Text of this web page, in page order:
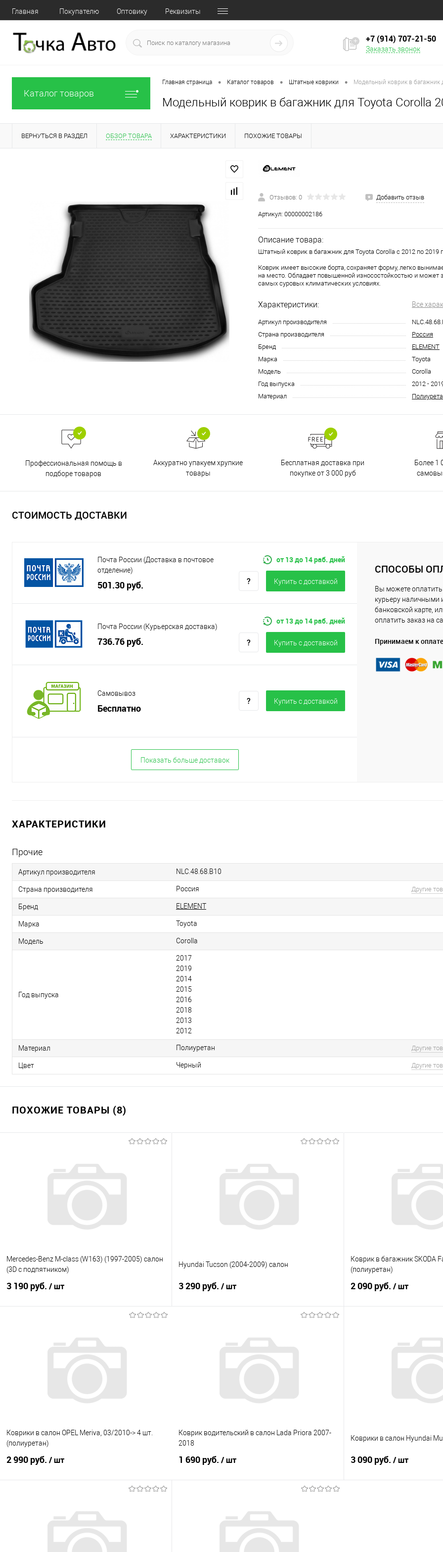
Главная Покупателю Оптовику Реквизиты
+7 (914) 707‒21‒50
Заказать звонок
Каталог товаров
Главная страница • Каталог товаров • Штатные коврики • Модельный коврик в багажник
Модельный коврик в багажник для Toyota Corolla
ВЕРНУТЬСЯ В РАЗДЕЛ ОБЗОР ТОВАРА ХАРАКТЕРИСТИКИ ПОХОЖИЕ ТОВАРЫ
Отзывов: 0 Добавить отзыв
Артикул: 00000002186
Описание товара:
Штатный коврик в багажник для Toyota Corolla с 2012 по 2019
Коврик имеет высокие борта, сохраняет форму, легко
на место. Обладает повышенной износостойкостью и может
самых суровых климатических условиях.
Характеристики: Все
Артикул производителя
Страна производителя
Россия
Бренд
ELEMENT
Марка
Toyota
Модель
Corolla
Год выпуска
2012 -
Материал
Профессиональная помощь в
подборе товаров
Аккуратно упакуем хрупкие
товары
Бесплатная доставка при
покупке от 3 000 руб
Более 1
СТОИМОСТЬ ДОСТАВКИ
Почта России (Доставка в почтовое
отделение)
501.30 руб.
от 13 до 14 раб. дней
Купить c доставкой
Почта России (Курьерская доставка)
736.76 руб.
от 13 до 14 раб. дней
Купить c доставкой
Самовывоз
Бесплатно
Купить c доставкой
Показать больше доставок
СПОСОБЫ
Вы можете оплатить
курьеру наличными
банковской карте,
оплатить заказ на
Принимаем к оплате
ХАРАКТЕРИСТИКИ
Прочие
Артикул производителя NLC.48.68.B10
Страна производителя Россия Другие
Бренд ELEMENT
Марка Toyota
Модель Corolla
Год выпуска
2017
2019
2014
2015
2016
2018
2013
2012
Материал Полиуретан Другие
Цвет Черный Другие
ПОХОЖИЕ ТОВАРЫ (8)
Mercedes-Benz M-class (W163) (1997-2005) салон
(3D с подпятником)
3 190 руб. / шт
Купить в 1 клик
Сравнение
Под заказ
Hyundai Tucson (2004-2009) салон
3 290 руб. / шт
Купить в 1 клик
Сравнение
Под заказ
Коврик в багажник SKODA
(полиуретан)
2 090 руб. / шт
Купить в 1 клик
Коврики в салон OPEL Meriva, 03/2010-> 4 шт.
(полиуретан)
2 990 руб. / шт
Купить в 1 клик
Сравнение
Под заказ
Коврик водительский в салон Lada Priora 2007-
2018
1 690 руб. / шт
Купить в 1 клик
Сравнение
Под заказ
Коврики в салон Hyundai
3 090 руб. / шт